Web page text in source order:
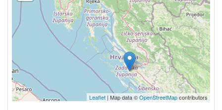
Leaflet | Map data ©OpenStreetMapcontributors